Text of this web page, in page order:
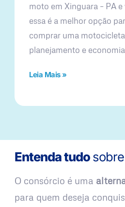
moto em Xinguara – PA
essa é a melhor opção
comprar uma
planejamento e
Leia Mais »
Entenda tudo
O consórcio é uma
para quem deseja